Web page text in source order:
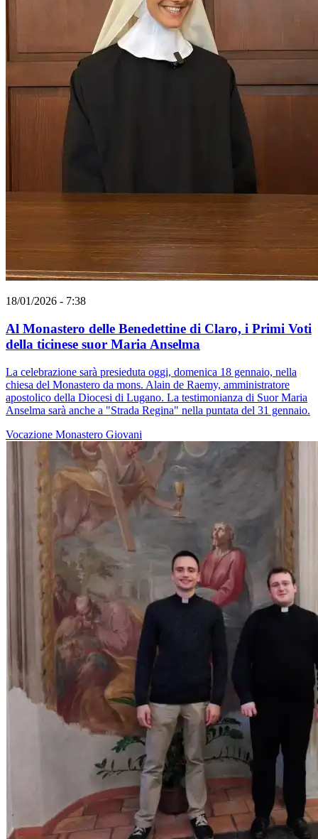
18/01/2026 - 7:38
Al Monastero delle Benedettine di Claro, i Primi Voti
della ticinese suor Maria Anselma
La celebrazione sarà presieduta oggi, domenica 18 gennaio, nella
chiesa del Monastero da mons. Alain de Raemy, amministratore
apostolico della Diocesi di Lugano. La testimonianza di Suor Maria
Anselma sarà anche a "Strada Regina" nella puntata del 31 gennaio.
Vocazione Monastero Giovani